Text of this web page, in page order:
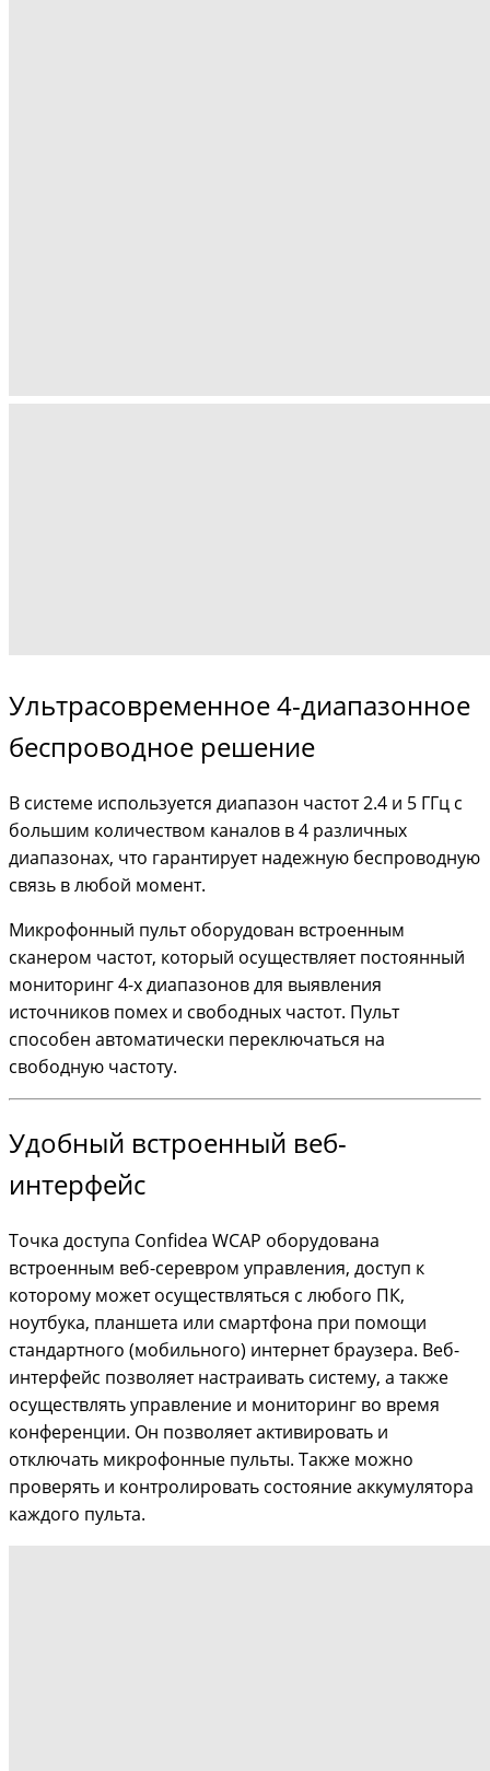
Ультрасовременное 4-диапазонное
беспроводное решение
В системе используется диапазон частот 2.4 и 5 ГГц с
большим количеством каналов в 4 различных
диапазонах, что гарантирует надежную беспроводную
связь в любой момент.
Микрофонный пульт оборудован встроенным
сканером частот, который осуществляет постоянный
мониторинг 4-х диапазонов для выявления
источников помех и свободных частот. Пульт
способен автоматически переключаться на
свободную частоту.
Удобный встроенный веб-
интерфейс
Точка доступа Confidea WCAP оборудована
встроенным веб-серевром управления, доступ к
которому может осуществляться с любого ПК,
ноутбука, планшета или смартфона при помощи
стандартного (мобильного) интернет браузера. Веб-
интерфейс позволяет настраивать систему, а также
осуществлять управление и мониторинг во время
конференции. Он позволяет активировать и
отключать микрофонные пульты. Также можно
проверять и контролировать состояниеаккумулятора
каждого пульта.